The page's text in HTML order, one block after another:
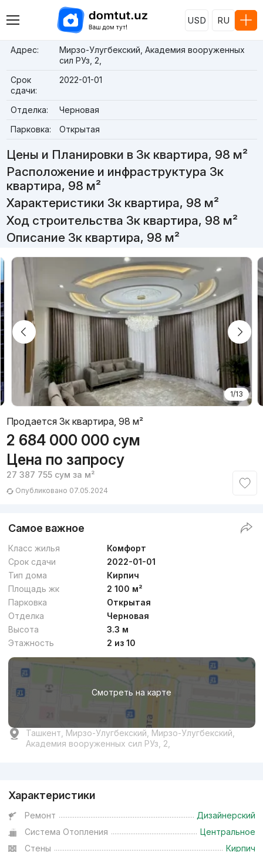
USD RU
Адрес:
Мирзо-Улугбекский, Академия вооруженных
сил РУз, 2,
Срок
сдачи:
2022-01-01
Отделка:
Черновая
Парковка:
Открытая
Цены и Планировки в 3к квартира, 98 м²
Расположение и инфраструктура 3к
квартира, 98 м²
Характеристики 3к квартира, 98 м²
Ход строительства 3к квартира, 98 м²
Описание 3к квартира, 98 м²
1/13
Продается 3к квартира, 98 м²
2 684 000 000 сум
Цена по запросу
27 387 755 сум за м²
Опубликовано 07.05.2024
Самое важное
Класс жилья
Комфорт
Срок сдачи
2022-01-01
Тип дома
Кирпич
Площадь жк
2 100 м²
Парковка
Открытая
Отделка
Черновая
Высота
3.3 м
Этажность
2 из 10
Смотреть на карте
Ташкент, Мирзо-Улугбекский, Мирзо-Улугбекский,
Академия вооруженных сил РУз, 2,
Характеристики
Ремонт
Дизайнерский
Система Отопления
Центральное
Стены
Кирпич